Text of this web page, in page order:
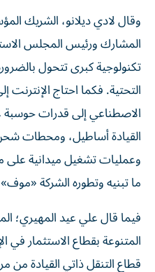
وقال لادي ديلانو، الشريك
المشارك ورئيس المجلس
تكنولوجية كبرى تتحول
التحتية. فكما احتاج الإنترنت
الاصطناعي إلى قدرات حوسبة
القيادة أساطيل، ومحطات
وعمليات تشغيل ميدانية على
ما تبنيه وتطوره الشركة
فيما قال علي عيد المهيري؛
المتنوعة بقطاع الاستثمار
قطاع التنقل ذاتي القيادة من